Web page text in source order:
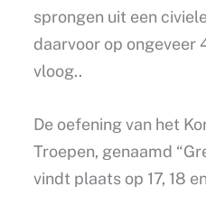
sprongen uit een
daarvoor op ongeveer
vloog..
De oefening van het
Troepen, genaamd
vindt plaats op 17, 18